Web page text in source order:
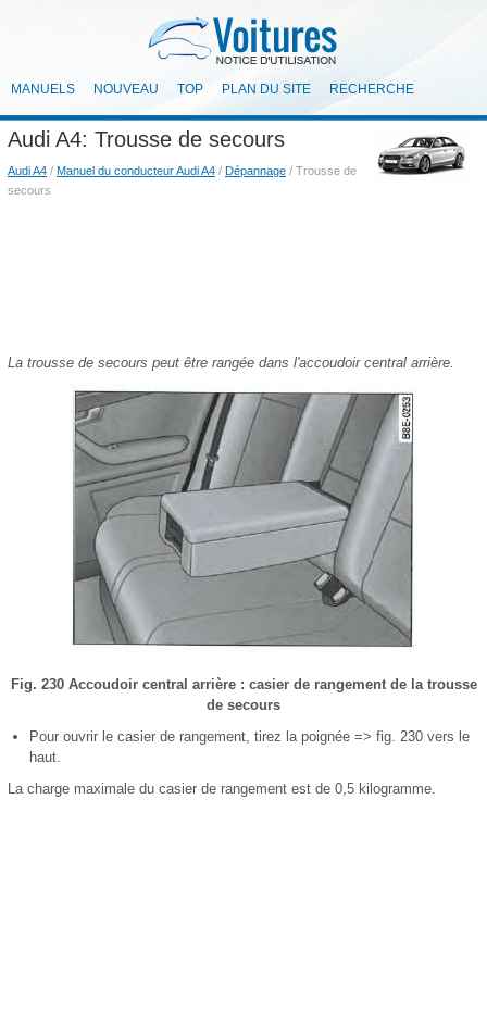
MANUELS NOUVEAU TOP PLAN DU SITE RECHERCHE
Audi A4: Trousse de secours
Audi A4 / Manuel du conducteur Audi A4 / Dépannage / Trousse de
secours
La trousse de secours peut être rangée dans l'accoudoir central arrière.
Fig. 230 Accoudoir central arrière : casier de rangement de la trousse
de secours
Pour ouvrir le casier de rangement, tirez la poignée => fig. 230 vers le
haut.
La charge maximale du casier de rangement est de 0,5 kilogramme.